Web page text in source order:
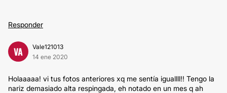
Responder
VA
Vale121013
14 ene 2020
Holaaaaa! vi tus fotos anteriores xq me sentía iguallll!! Tengo la
nariz demasiado alta respingada, eh notado en un mes q ah